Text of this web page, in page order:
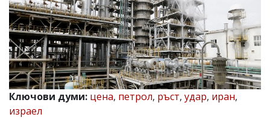
Управители:
Веселин
Василев,
email:
v.vasilev@flagman.bg
Катя
Касабова,
еmail:k.kassabova@flagman.bg
Главен
Ключови думи: цена, петрол, ръст, удар, иран,
израел